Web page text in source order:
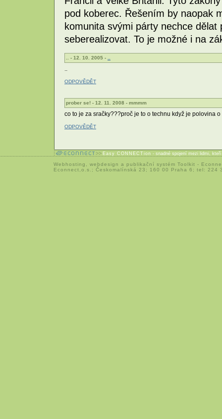
pod koberec. Řešením by naopak
komunita svými párty nechce dělat
seberealizovat. To je možné i na
.. - 12. 10. 2005 - ..
ODPOVĚDĚT
prober se! - 12. 11. 2008 - mmmm
co to je za sračky???proč je to o technu když je polovina o
ODPOVĚDĚT
Easy CONNECTion - snadné spojení mezi lidmi,
Webhosting webdesign a publikační systém Toolkit -
Econnect,o.s.; Českomalínská 23; 160 00 Praha 6; tel: 224